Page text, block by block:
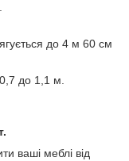
до 4 м 60 см
0,7 до 1,1 м.
ваші меблі від